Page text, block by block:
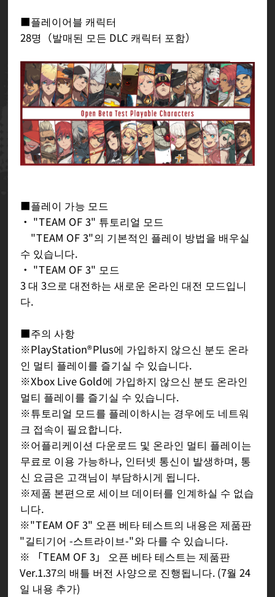
■플레이어블 캐릭터
28명（발매된 모든 DLC 캐릭터 포함）
■플레이 가능 모드
・ "TEAM OF 3" 튜토리얼 모드
"TEAM OF 3"의 기본적인 플레이 방법을 배우실
수 있습니다.
・ "TEAM OF 3" 모드
3 대 3으로 대전하는 새로운 온라인 대전 모드입니
다.
■주의 사항
※PlayStation®Plus에 가입하지 않으신 분도 온라
인 멀티 플레이를 즐기실 수 있습니다.
※Xbox Live Gold에 가입하지 않으신 분도 온라인
멀티 플레이를 즐기실 수 있습니다.
※튜토리얼 모드를 플레이하시는 경우에도 네트워
크 접속이 필요합니다.
※어플리케이션 다운로드 및 온라인 멀티 플레이는
무료로 이용 가능하나, 인터넷 통신이 발생하며, 통
신 요금은 고객님이 부담하시게 됩니다.
※제품 본편으로 세이브 데이터를 인계하실 수 없습
니다.
※"TEAM OF 3" 오픈 베타 테스트의 내용은 제품판
"길티기어 -스트라이브-"와 다를 수 있습니다.
※ 「TEAM OF 3」 오픈 베타 테스트는 제품판
Ver.1.37의 배틀 버전 사양으로 진행됩니다. (7월 24
일 내용 추가)